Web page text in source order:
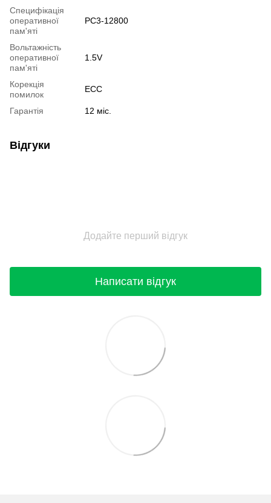
Специфікація
оперативної
пам'яті
PC3-12800
Вольтажність
оперативної
пам'яті
1.5V
Корекція
помилок
ECC
Гарантія 12 міс.
Відгуки
Додайте перший відгук
Написати відгук